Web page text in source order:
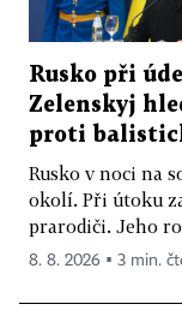
Rusko při
Zelenskyj
proti
Rusko v noci na
okolí. Při útoku
prarodiči. Jeho
8. 8. 2026 ▪ 3 min.